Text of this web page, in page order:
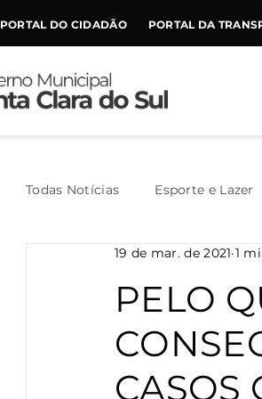
PORTAL DO CIDADÃO PORTAL DA
Todas Notícias Esporte e Lazer
Assistência Social Geral
Agricultura Trânsito
PELO
CASOS
19 de mar. de 2021 1